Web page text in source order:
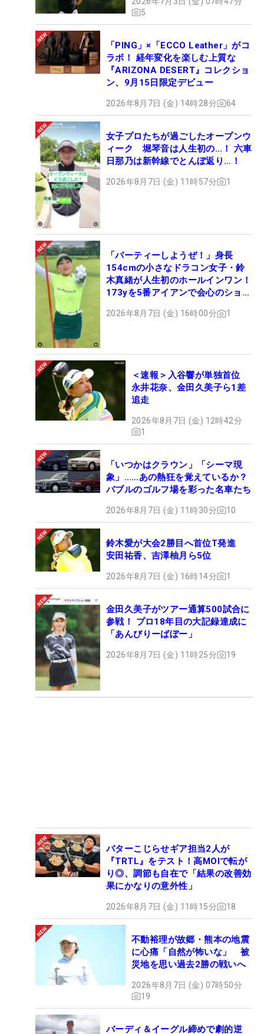
5
「PING」×「ECCO Leather」がコ
ラボ！ 経年変化を楽しむ上質な
『ARIZONA DESERT』コレクショ
ン、9月15日限定デビュー
2026年8月7日 (金) 14時28分 64
女子プロたちが過ごしたオープンウ
ィーク 堀琴音は人生初の…！ 六車
日那乃は新幹線でとんぼ返り…！
2026年8月7日 (金) 11時57分 1
「パーティーしようぜ！」身長
154cmの小さなドラコン女子・鈴
木真緒が人生初のホールインワン！
173yを5番アイアンで会心のショッ
2026年8月7日 (金) 16時00分 1
＜速報＞入谷響が単独首位
永井花奈、金田久美子ら1差
追走
2026年8月7日 (金) 12時42分
1
「いつかはクラウン」「シーマ現
象」……あの熱狂を覚えているか？
バブルのゴルフ場を彩った名車たち
2026年8月7日 (金) 11時30分 10
鈴木愛が大会2勝目へ首位T発進
安田祐香、吉澤柚月ら5位
2026年8月7日 (金) 16時14分 1
金田久美子がツアー通算500試合に
参戦！ プロ18年目の大記録達成に
「あんびりーばぼー」
2026年8月7日 (金) 11時25分 19
パターこじらせギア担当2人が
『TRTL』をテスト！高MOIで転が
り◎、調節も自在で「結果の改善効
果にかなりの意外性」
2026年8月7日 (金) 11時15分 18
不動裕理が故郷・熊本の地震
に心痛「自然が怖いな」 被
災地を思い過去2勝の戦いへ
2026年8月7日 (金) 07時50分
19
バーディ＆イーグル締めで劇的逆